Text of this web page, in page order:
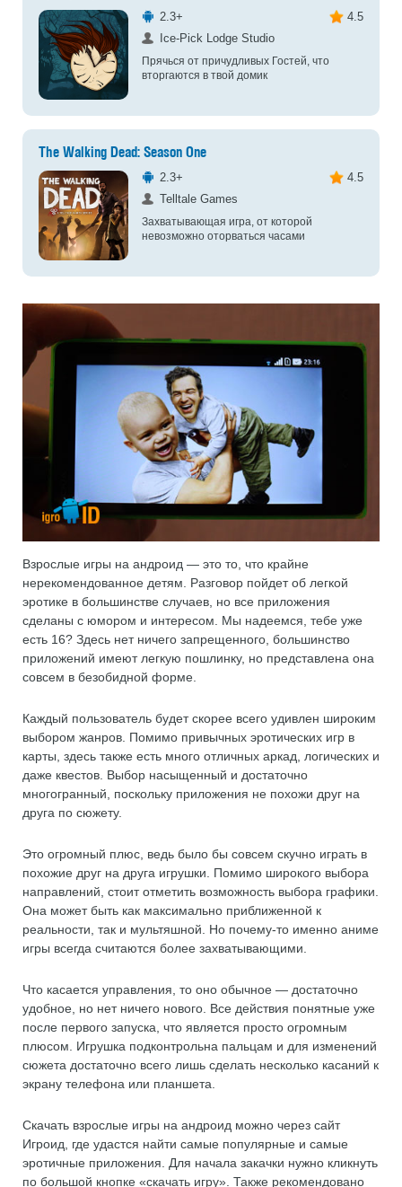
2.3+
4.5
Ice-Pick Lodge Studio
Прячься от причудливых Гостей, что
вторгаются в твой домик
The Walking Dead: Season One
2.3+
4.5
Telltale Games
Захватывающая игра, от которой
невозможно оторваться часами
Взрослые игры на андроид — это то, что крайне
нерекомендованное детям. Разговор пойдет об легкой
эротике в большинстве случаев, но все приложения
сделаны с юмором и интересом. Мы надеемся, тебе уже
есть 16? Здесь нет ничего запрещенного, большинство
приложений имеют легкую пошлинку, но представлена она
совсем в безобидной форме.
Каждый пользователь будет скорее всего удивлен широким
выбором жанров. Помимо привычных эротических игр в
карты, здесь также есть много отличных аркад, логических и
даже квестов. Выбор насыщенный и достаточно
многогранный, поскольку приложения не похожи друг на
друга по сюжету.
Это огромный плюс, ведь было бы совсем скучно играть в
похожие друг на друга игрушки. Помимо широкого выбора
направлений, стоит отметить возможность выбора графики.
Она может быть как максимально приближенной к
реальности, так и мультяшной. Но почему-то именно аниме
игры всегда считаются более захватывающими.
Что касается управления, то оно обычное — достаточно
удобное, но нет ничего нового. Все действия понятные уже
после первого запуска, что является просто огромным
плюсом. Игрушка подконтрольна пальцам и для изменений
сюжета достаточно всего лишь сделать несколько касаний к
экрану телефона или планшета.
Скачать взрослые игры на андроид можно через сайт
Игроид, где удастся найти самые популярные и самые
эротичные приложения. Для начала закачки нужно кликнуть
по большой кнопке «скачать игру». Также рекомендовано